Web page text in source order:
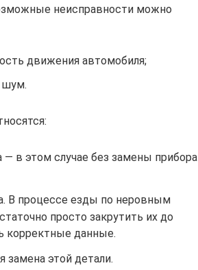
неисправности можно
движения автомобиля;
шум.
в этом случае без замены прибора
В процессе езды по неровным
просто закрутить их до
корректные данные.
этой детали.